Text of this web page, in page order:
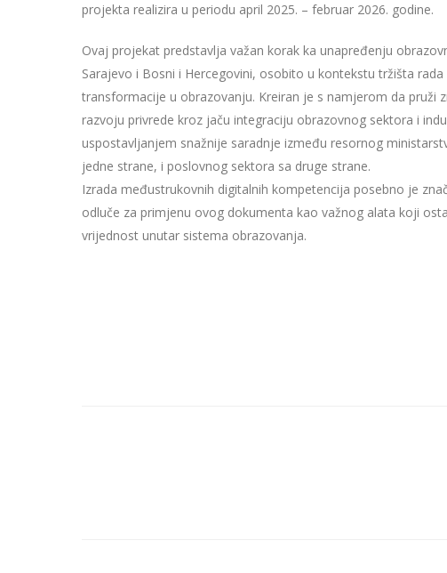
projekta realizira u periodu april 2025. – februar 2026. godine.
Ovaj projekat predstavlja važan korak ka unapređenju
Sarajevo i Bosni i Hercegovini, osobito u kontekstu tržišta rada
transformacije u obrazovanju. Kreiran je s namjerom da pruži
razvoju privrede kroz jaču integraciju obrazovnog sektora i
uspostavljanjem snažnije saradnje između resornog
jedne strane, i poslovnog sektora sa druge strane.
Izrada međustrukovnih digitalnih kompetencija posebno je
odluče za primjenu ovog dokumenta kao važnog alata koji
vrijednost unutar sistema obrazovanja.